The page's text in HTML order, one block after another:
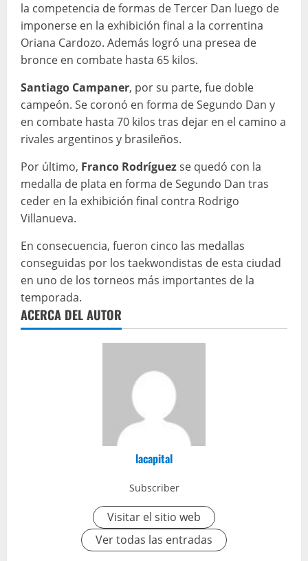
la competencia de formas de Tercer Dan luego de
imponerse en la exhibición final a la correntina
Oriana Cardozo. Además logró una presea de
bronce en combate hasta 65 kilos.
Santiago Campaner, por su parte, fue doble
campeón. Se coronó en forma de Segundo Dan y
en combate hasta 70 kilos tras dejar en el camino a
rivales argentinos y brasileños.
Por último, Franco Rodríguezse quedó con la
medalla de plata en forma de Segundo Dan tras
ceder en la exhibición final contra Rodrigo
Villanueva.
En consecuencia, fueron cinco las medallas
conseguidas por los taekwondistas de esta ciudad
en uno de los torneos más importantes de la
temporada.
ACERCA DEL AUTOR
lacapital
Subscriber
Visitar el sitio web
Ver todas las entradas